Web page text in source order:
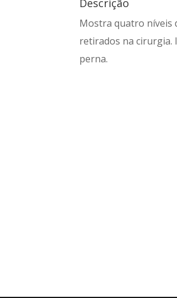
Descrição
Mostra quatro níveis
retirados na cirurgia.
perna.